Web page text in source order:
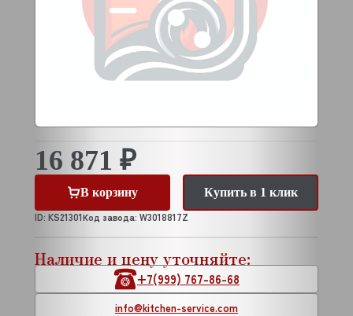
16 871 ₽
В корзину
Купить в 1 клик
ID: KS21301Код завода: W3018817Z
Наличие и цену уточняйте:
+7(999) 767-86-68
info@kitchen-service.com